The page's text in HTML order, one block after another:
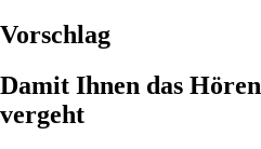
Vorschlag
Damit Ihnen das
vergeht